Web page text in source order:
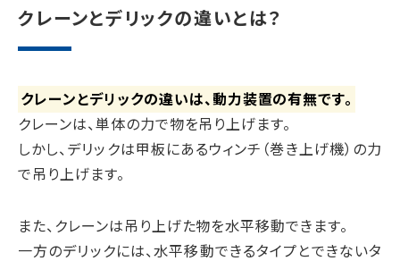
クレーンとデリックの違いとは？
クレーンとデリックの違いは、動力装置の有無です。
クレーンは、単体の力で物を吊り上げます。
しかし、デリックは甲板にあるウィンチ（巻き上げ機）の力
で吊り上げます。
また、クレーンは吊り上げた物を水平移動できます。
一方のデリックには、水平移動できるタイプとできないタ